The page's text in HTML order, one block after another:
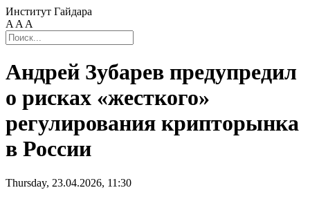
Институт Гайдара
A A A
Андрей Зубарев предупредил
о рисках «жесткого»
регулирования крипторынка
в России
Thursday, 23.04.2026, 11:30